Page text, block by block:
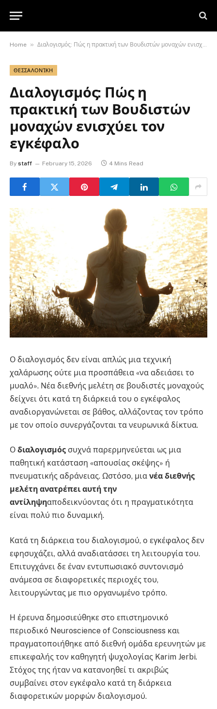
Home » Διαλογισμός: Πώς η πρακτική των Βουδιστών μοναχών ενισχύει τον εγκέφαλο
ΘΕΣΣΑΛΟΝΊΚΗ
Διαλογισμός: Πώς η
πρακτική των Βουδιστών
μοναχών ενισχύει τον
εγκέφαλο
By staff February 15, 2026 4 Mins Read
Ο διαλογισμός δεν είναι απλώς μια τεχνική
χαλάρωσης ούτε μια προσπάθεια «να αδειάσει το
μυαλό». Νέα διεθνής μελέτη σε βουδιστές μοναχούς
δείχνει ότι κατά τη διάρκειά του ο εγκέφαλος
αναδιοργανώνεται σε βάθος, αλλάζοντας τον τρόπο
με τον οποίο συνεργάζονται τα νευρωνικά δίκτυα.
Ο διαλογισμός συχνά παρερμηνεύεται ως μια
παθητική κατάσταση «απουσίας σκέψης» ή
πνευματικής αδράνειας. Ωστόσο, μια νέα διεθνής
μελέτη ανατρέπει αυτή την
αντίληψηαποδεικνύοντας ότι η πραγματικότητα
είναι πολύ πιο δυναμική.
Κατά τη διάρκεια του διαλογισμού, ο εγκέφαλος δεν
εφησυχάζει, αλλά αναδιατάσσει τη λειτουργία του.
Επιτυγχάνει δε έναν εντυπωσιακό συντονισμό
ανάμεσα σε διαφορετικές περιοχές του,
λειτουργώντας με πιο οργανωμένο τρόπο.
Η έρευνα δημοσιεύθηκε στο επιστημονικό
περιοδικό Neuroscience of Consciousness και
πραγματοποιήθηκε από διεθνή ομάδα ερευνητών με
επικεφαλής τον καθηγητή ψυχολογίας Karim Jerbi.
Στόχος της ήταν να κατανοηθεί τι ακριβώς
συμβαίνει στον εγκέφαλο κατά τη διάρκεια
διαφορετικών μορφών διαλογισμού.